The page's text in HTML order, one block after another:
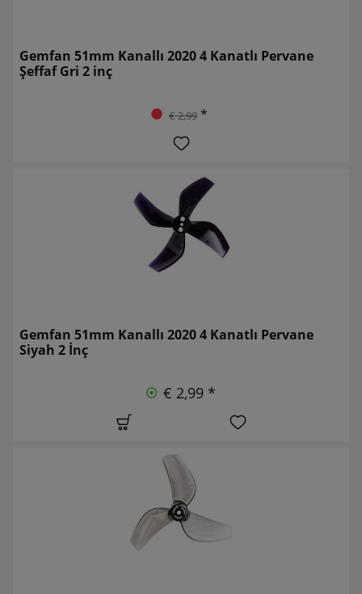
Gemfan 51mm Kanallı 2020 4 Kanatlı Pervane
Şeffaf Gri 2 inç
€ 2,99*
Gemfan 51mm Kanallı 2020 4 Kanatlı Pervane
Siyah 2 İnç
€ 2,99 *